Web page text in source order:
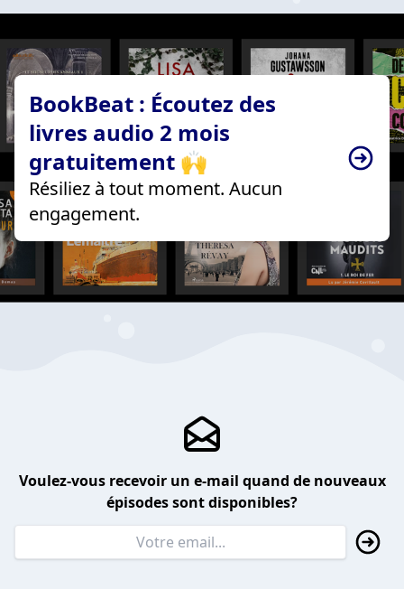
BookBeat : Écoutez des
livres audio 2 mois
gratuitement 🙌
Résiliez à tout moment. Aucun
engagement.
Voulez-vous recevoir un e-mail quand de nouveaux
épisodes sont disponibles?